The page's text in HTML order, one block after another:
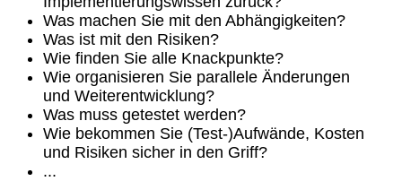
Was machen Sie mit den Abhängigkeiten?
Was ist mit den Risiken?
Wie finden Sie alle Knackpunkte?
Wie organisieren Sie parallele Änderungen
und Weiterentwicklung?
Was muss getestet werden?
Wie bekommen Sie (Test-)Aufwände, Kosten
und Risiken sicher in den Griff?
...